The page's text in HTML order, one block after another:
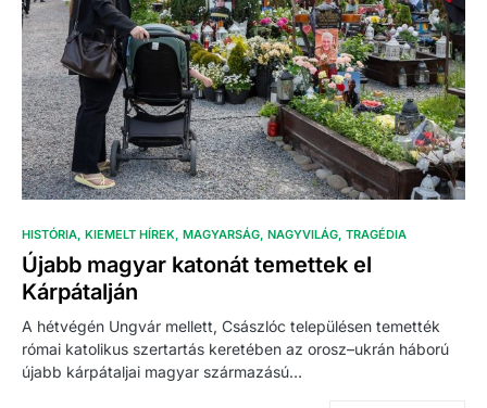
HISTÓRIA KIEMELT HÍREK MAGYARSÁG NAGYVILÁG TRAGÉDIA
Újabb magyar katonát temettek el
Kárpátalján
A hétvégén Ungvár mellett, Császlóc településen temették
római katolikus szertartás keretében az orosz–ukrán háború
újabb kárpátaljai magyar származású…